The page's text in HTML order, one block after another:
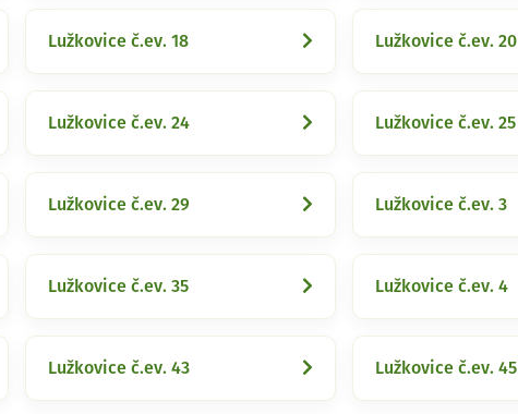
Lužkovice č.ev. 18 Lužkovice č.ev. 20
Lužkovice č.ev. 24 Lužkovice č.ev. 25
Lužkovice č.ev. 29 Lužkovice č.ev. 3
Lužkovice č.ev. 35 Lužkovice č.ev. 4
Lužkovice č.ev. 43 Lužkovice č.ev. 45